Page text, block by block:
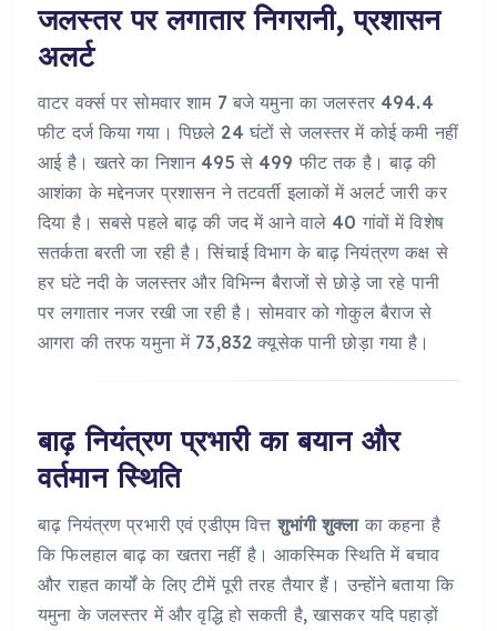
जलस्तर पर लगातार निगरानी, प्रशासन
अलर्ट
वाटर वर्क्स पर सोमवार शाम 7 बजे यमुना का जलस्तर 494.4
फीट दर्ज किया गया। पिछले 24 घंटों से जलस्तर में कोई कमी नहीं
आई है। खतरे का निशान 495 से 499 फीट तक है। बाढ़ की
आशंका के मद्देनजर प्रशासन ने तटवर्ती इलाकों में अलर्ट जारी कर
दिया है। सबसे पहले बाढ़ की जद में आने वाले 40 गांवों में विशेष
सतर्कता बरती जा रही है। सिंचाई विभाग के बाढ़ नियंत्रण कक्ष से
हर घंटे नदी के जलस्तर और विभिन्न बैराजों से छोड़े जा रहे पानी
पर लगातार नजर रखी जा रही है। सोमवार को गोकुल बैराज से
आगरा की तरफ यमुना में 73,832 क्यूसेक पानी छोड़ा गया है।
बाढ़ नियंत्रण प्रभारी का बयान और
वर्तमान स्थिति
बाढ़ नियंत्रण प्रभारी एवं एडीएम वित्तशुभांगी शुक्लाका कहना है
कि फिलहाल बाढ़ का खतरा नहीं है। आकस्मिक स्थिति में बचाव
और राहत कार्यों के लिए टीमें पूरी तरह तैयार हैं। उन्होंने बताया कि
यमुना के जलस्तर में और वृद्धि हो सकती है, खासकर यदि पहाड़ों